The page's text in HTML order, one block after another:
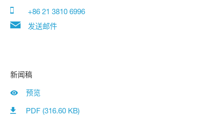
+86 21 3810 6996
发送邮件
新闻稿
预览
PDF (316.60 KB)